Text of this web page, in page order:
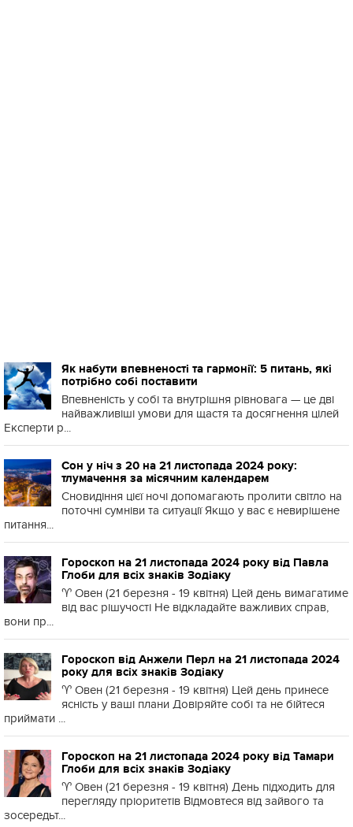
Як набути впевненості та гармонії: 5 питань, які
потрібно собі поставити
Впевненість у собі та внутрішня рівновага — це дві
найважливіші умови для щастя та досягнення цілей
Експерти р...
Сон у ніч з 20 на 21 листопада 2024 року:
тлумачення за місячним календарем
Сновидіння цієї ночі допомагають пролити світло на
поточні сумніви та ситуації Якщо у вас є невирішене
питання...
Гороскоп на 21 листопада 2024 року від Павла
Глоби для всіх знаків Зодіаку
♈️ Овен (21 березня - 19 квітня) Цей день вимагатиме
від вас рішучості Не відкладайте важливих справ,
вони пр...
Гороскоп від Анжели Перл на 21 листопада 2024
року для всіх знаків Зодіаку
♈️ Овен (21 березня - 19 квітня) Цей день принесе
ясність у ваші плани Довіряйте собі та не бійтеся
приймати ...
Гороскоп на 21 листопада 2024 року від Тамари
Глоби для всіх знаків Зодіаку
♈️ Овен (21 березня - 19 квітня) День підходить для
перегляду пріоритетів Відмовтеся від зайвого та
зосередьт...